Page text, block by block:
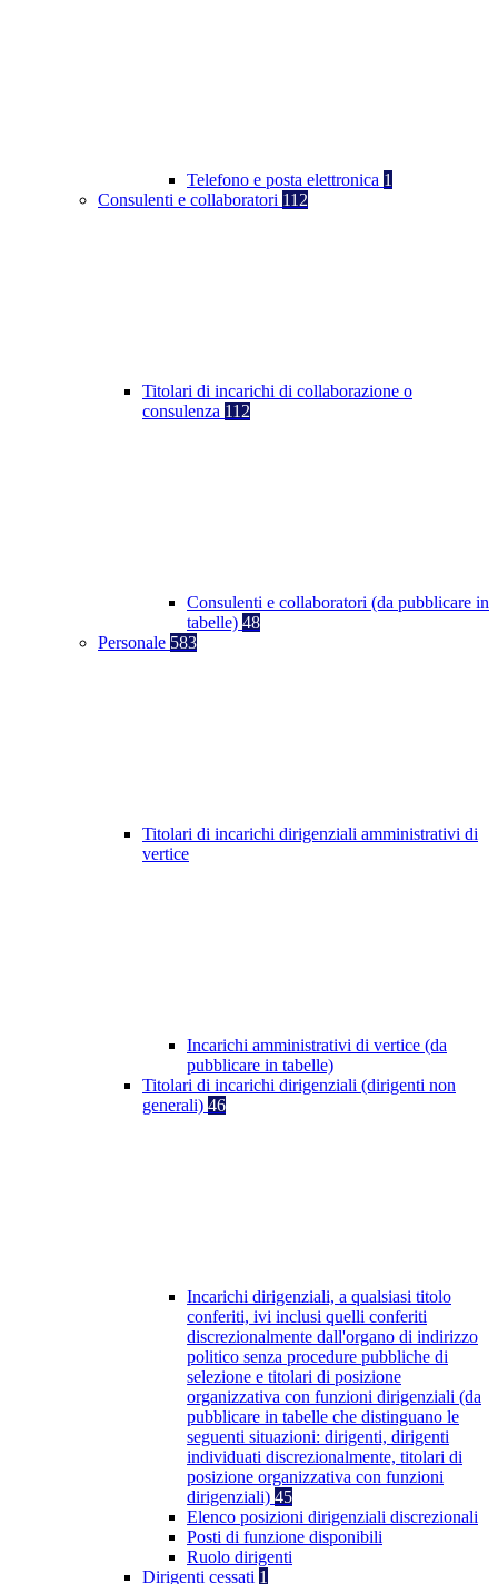
Telefono e posta elettronica 1
Consulenti e collaboratori 112
Titolari di incarichi di collaborazione o
consulenza 112
Consulenti e collaboratori (da pubblicare in
tabelle) 48
Personale 583
Titolari di incarichi dirigenziali amministrativi di
vertice
Incarichi amministrativi di vertice (da
pubblicare in tabelle)
Titolari di incarichi dirigenziali (dirigenti non
generali) 46
Incarichi dirigenziali, a qualsiasi titolo
conferiti, ivi inclusi quelli conferiti
discrezionalmente dall'organo di indirizzo
politico senza procedure pubbliche di
selezione e titolari di posizione
organizzativa con funzioni dirigenziali (da
pubblicare in tabelle che distinguano le
seguenti situazioni: dirigenti, dirigenti
individuati discrezionalmente, titolari di
posizione organizzativa con funzioni
dirigenziali) 45
Elenco posizioni dirigenziali discrezionali
Posti di funzione disponibili
Ruolo dirigenti
Dirigenti cessati 1